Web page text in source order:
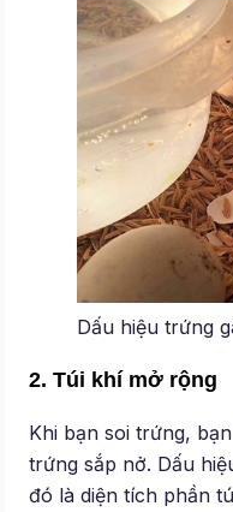
Dấu hiệu trứng
2. Túi khí mở rộng
Khi bạn soi trứng,
trứng sắp nở. Dấu
đó là diện tích phần